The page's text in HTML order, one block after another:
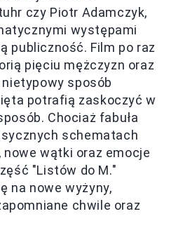
czy Piotr Adamczyk,
występami
publiczność. Film po raz
pięciu mężczyzn oraz
sposób
potrafią zaskoczyć w
Chociaż fabuła
schematach
wątki oraz emocje
"Listów do M."
na nowe wyżyny,
chwile oraz